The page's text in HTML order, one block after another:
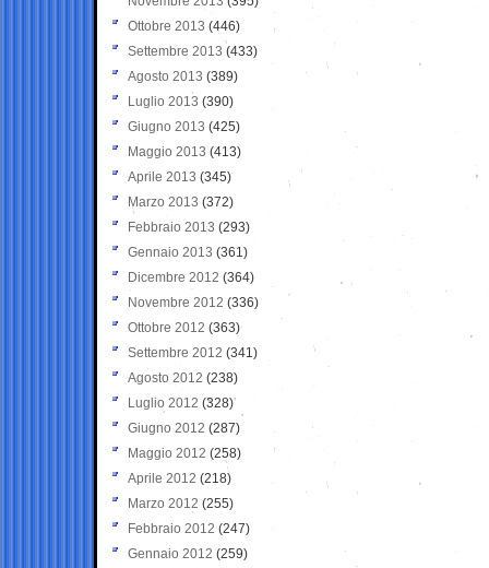
Ottobre 2013 (446)
Settembre 2013 (433)
Agosto 2013 (389)
Luglio 2013 (390)
Giugno 2013 (425)
Maggio 2013 (413)
Aprile 2013 (345)
Marzo 2013 (372)
Febbraio 2013 (293)
Gennaio 2013 (361)
Dicembre 2012 (364)
Novembre 2012 (336)
Ottobre 2012 (363)
Settembre 2012 (341)
Agosto 2012 (238)
Luglio 2012 (328)
Giugno 2012 (287)
Maggio 2012 (258)
Aprile 2012 (218)
Marzo 2012 (255)
Febbraio 2012 (247)
Gennaio 2012 (259)